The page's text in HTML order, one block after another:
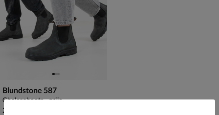
Blundstone 587
Chelseaboots - grijs
€ 209,99
209